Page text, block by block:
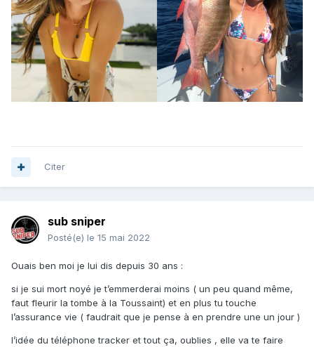
Citer
sub sniper
Posté(e) le 15 mai 2022
Ouais ben moi je lui dis depuis 30 ans :
si je sui mort noyé je t’emmerderai moins ( un peu quand même,
faut fleurir la tombe à la Toussaint) et en plus tu touche
l’assurance vie ( faudrait que je pense à en prendre une un jour )
l’idée du téléphone tracker et tout ça, oublies , elle va te faire